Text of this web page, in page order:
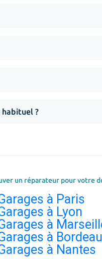
?
un réparateur pour votre
à Paris
à Lyon
à
à
à Nantes